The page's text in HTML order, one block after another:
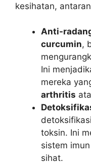
kesihatan,
Anti-
curcumin,
Ini
mereka
arthritis
toksin. Ini
sistem
sihat.